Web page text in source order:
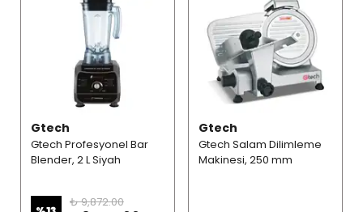
Gtech
Gtech Profesyonel Bar
Blender, 2 L Siyah
₺ 9,872.00
Gtech
Gtech Salam Dilimleme
Makinesi, 250 mm